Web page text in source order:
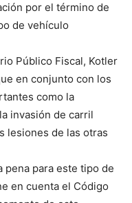
por el término de
de vehículo
Público Fiscal, Kotler
en conjunto con los
como la
invasión de carril
lesiones de las otras
pena para este tipo de
en cuenta el Código